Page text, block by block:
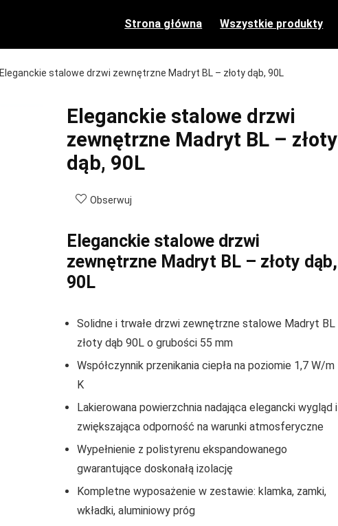
Strona główna Wszystkie produkty
Eleganckie stalowe drzwi zewnętrzne Madryt BL – złoty dąb, 90L
Eleganckie stalowe drzwi
zewnętrzne Madryt BL – złoty
dąb, 90L
Obserwuj
Eleganckie stalowe drzwi
zewnętrzne Madryt BL – złoty dąb,
90L
Solidne i trwałe drzwi zewnętrzne stalowe Madryt BL
złoty dąb 90L o grubości 55 mm
Współczynnik przenikania ciepła na poziomie 1,7 W/m
K
Lakierowana powierzchnia nadająca elegancki wygląd i
zwiększająca odporność na warunki atmosferyczne
Wypełnienie z polistyrenu ekspandowanego
gwarantujące doskonałą izolację
Kompletne wyposażenie w zestawie: klamka, zamki,
wkładki, aluminiowy próg